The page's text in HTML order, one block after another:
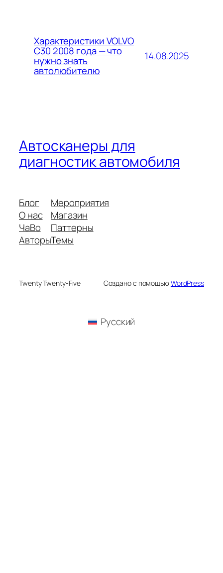
Характеристики VOLVO
C30 2008 года — что
нужно знать
автолюбителю
14.08.2025
Автосканеры для
диагностик автомобиля
Блог
О нас
ЧаВо
Авторы
Мероприятия
Магазин
Паттерны
Темы
Twenty Twenty-Five Создано с помощьюWordPress
Русский